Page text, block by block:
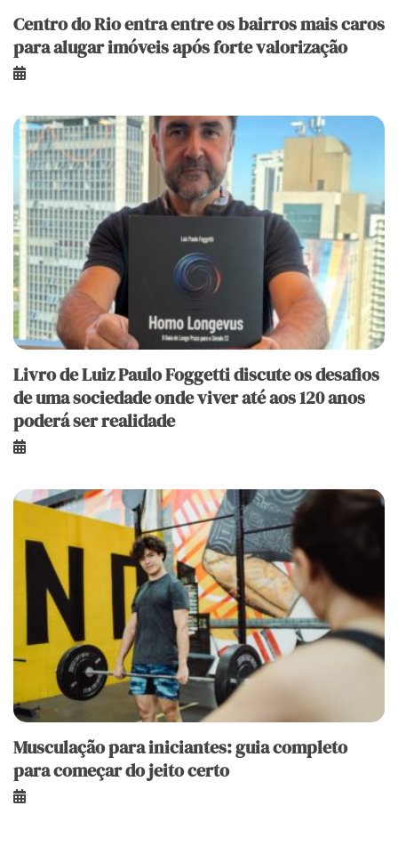
Centro do Rio entra entre os bairros mais caros
para alugar imóveis após forte valorização
Livro de Luiz Paulo Foggetti discute os desafios
de uma sociedade onde viver até aos 120 anos
poderá ser realidade
Musculação para iniciantes: guia completo
para começar do jeito certo